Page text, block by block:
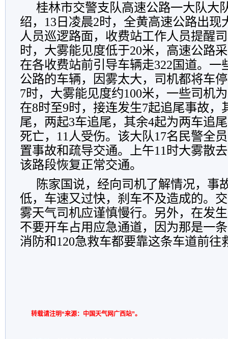
桂林市交警支队高速公路一大队大
绍，13日凌晨2时，全黄高速公路出现
人员巡逻路面，收费站工作人员提醒
时，大雾能见度低于20米，高速公路
在各收费站前引导车辆走322国道。一
公路的车辆，因雾太大，司机都将车
7时，大雾能见度约100米，一些司机
在8时至9时，接连发生7起追尾事故，
尾，两起3车追尾，其余4起为两车追
死亡，11人受伤。该大队17名民警全
置事故和疏导交通。上午11时大雾散
该路段恢复正常交通。
陈家国说，经向司机了解情况，事
低，车速又过快，刹车不及造成的。
雾天气司机应谨慎慢行。另外，在发
不要开车占用应急通道，因为那是一
消防和120急救车都要靠这条车道前往
转载请注明“来源：中国天气网广西站”。